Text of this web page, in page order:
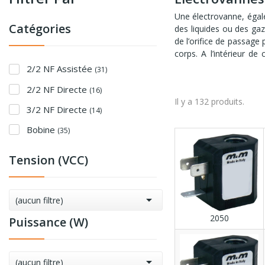
Catégories
2/2 NF Assistée (31)
2/2 NF Directe (16)
3/2 NF Directe (14)
Bobine (35)
Tension (VCC)
(aucun filtre) 
Puissance (W)
(aucun filtre)
Une électrovanne,
des liquides ou des
de l’orifice de
corps. A l’intérieur
membrane est
commande directe,
non, suivant le choix
combinaison
positionnement du
commande directe.
peuvent également
Avec le symbole 3/2
entrées – 1 sortie) ou
Il y a 132 produits.
2050